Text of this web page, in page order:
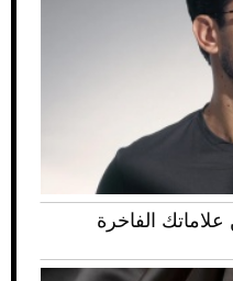
من علاماتك الفاخرة